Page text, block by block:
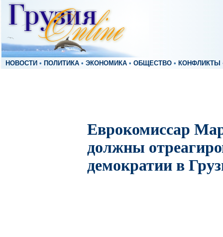
НОВОСТИ • ПОЛИТИКА • ЭКОНОМИКА • ОБЩЕСТВО • КОНФЛИКТЫ
Еврокомиссар
должны
демократии в